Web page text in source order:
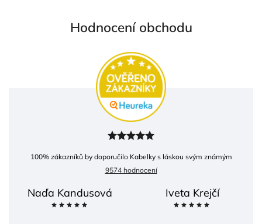
Hodnocení obchodu
100% zákazníků by doporučilo Kabelky s láskou svým známým
9574 hodnocení
Naďa Kandusová Iveta Krejčí